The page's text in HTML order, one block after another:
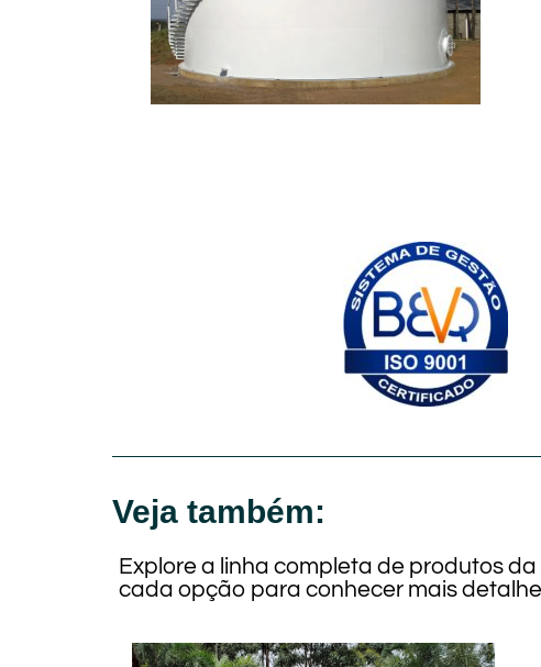
Veja também:
Explore a linha completa de produtos
cada opção para conhecer mais